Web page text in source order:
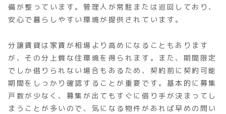
備が整っています。管理人が常駐または巡回しており、
安心で暮らしやすい環境が提供されています。
分譲賃貸は家賃が相場より高めになることもあります
が、その分上質な住環境を得られます。また、期間限定
でしか借りられない場合もあるため、契約前に契約可能
期間をしっかり確認することが重要です。基本的に募集
戸数が少なく、募集が出てもすぐに借り手が決まってし
まうことが多いので、気になる物件があれば早めの問い